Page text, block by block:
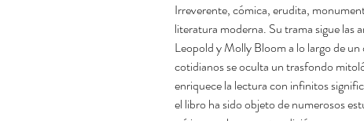
Irreverente, cómica, erudita,
literatura moderna. Su trama sigue las
Leopold y Molly Bloom a lo largo de
cotidianos se oculta un trasfondo
enriquece la lectura con infinitos
el libro ha sido objeto de numerosos